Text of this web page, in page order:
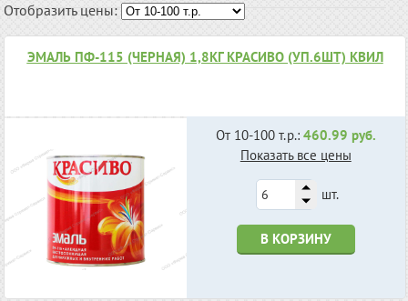
Отобразить цены:
ЭМАЛЬ ПФ-115 (ЧЕРНАЯ) 1,8КГ КРАСИВО (УП.6ШТ) КВИЛ
От 10-100 т.р.: 460.99 руб.
Показать все цены
шт.
В КОРЗИНУ